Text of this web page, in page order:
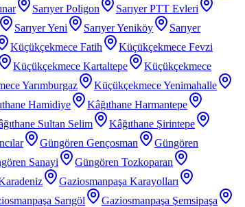
Sarıyer Poligon
Sarıyer PTT Evleri
Sarıyer Yeni Sarıyer Yeniköy
Sarıyer
Küçükçekmece Fatih
Küçükçekmece Fevzi
Küçükçekmece Kartaltepe
Küçükçekmece
Yarımburgaz
Küçükçekmece Yenimahalle
Hamidiye
Kâğıthane Harmantepe
Sultan Selim
Kâğıthane Şirintepe
Güngören Gençosman
Güngören
Sanayi
Güngören Tozkoparan
Gaziosmanpaşa Karayolları
Sarıgöl
Gaziosmanpaşa Şemsipaşa